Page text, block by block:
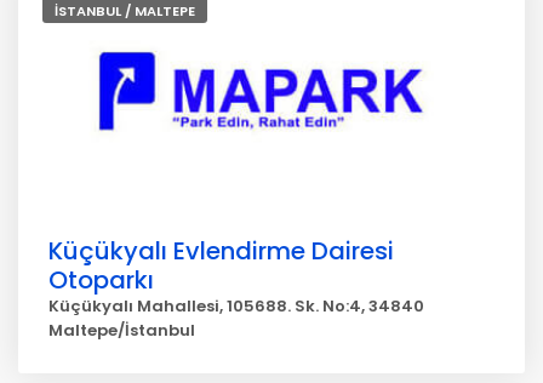
İSTANBUL / MALTEPE
Küçükyalı Evlendirme Dairesi
Otoparkı
Küçükyalı Mahallesi, 105688. Sk. No:4, 34840
Maltepe/İstanbul